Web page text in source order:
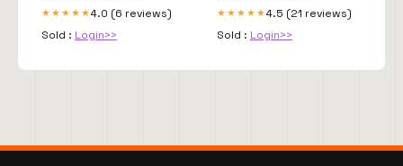
★★★★★4.0 (6 reviews)
Sold : Login>>
★★★★★4.5 (21 reviews)
Sold : Login>>